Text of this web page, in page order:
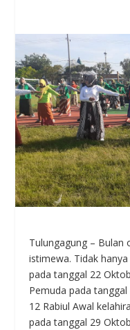
Tulungagung – Bulan
istimewa. Tidak
pada tanggal 22
Pemuda pada
12 Rabiul Awal
pada tanggal 29